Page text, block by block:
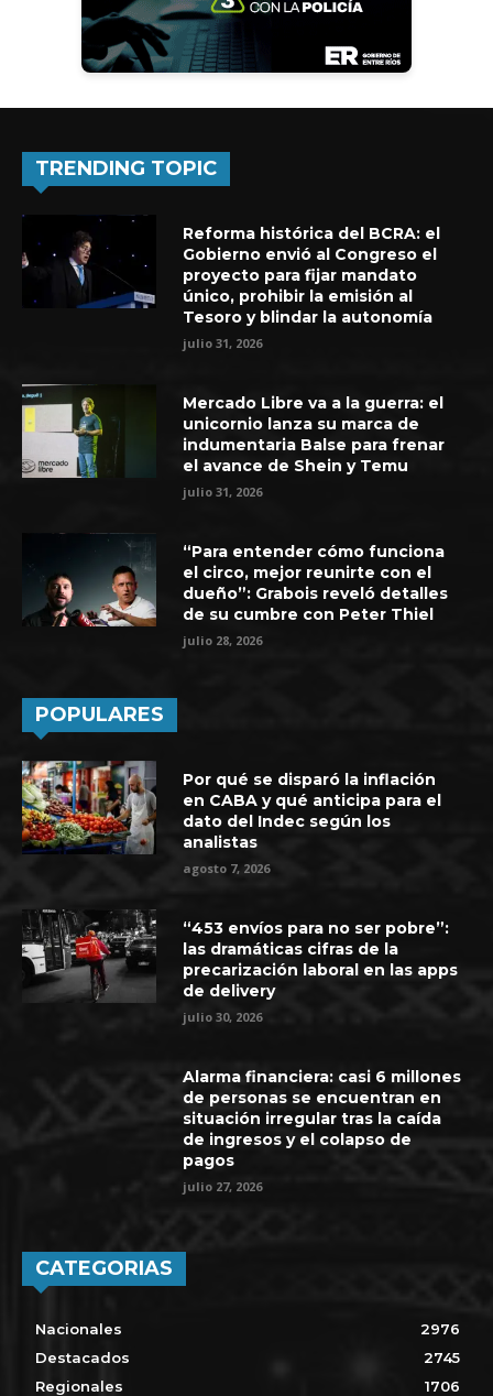
TRENDING TOPIC
Reforma histórica del BCRA: el
Gobierno envió al Congreso el
proyecto para fijar mandato
único, prohibir la emisión al
Tesoro y blindar la autonomía
julio 31, 2026
Mercado Libre va a la guerra: el
unicornio lanza su marca de
indumentaria Balse para frenar
el avance de Shein y Temu
julio 31, 2026
“Para entender cómo funciona
el circo, mejor reunirte con el
dueño”: Grabois reveló detalles
de su cumbre con Peter Thiel
julio 28, 2026
POPULARES
Por qué se disparó la inflación
en CABA y qué anticipa para el
dato del Indec según los
analistas
agosto 7, 2026
“453 envíos para no ser pobre”:
las dramáticas cifras de la
precarización laboral en las apps
de delivery
julio 30, 2026
Alarma financiera: casi 6 millones
de personas se encuentran en
situación irregular tras la caída
de ingresos y el colapso de
pagos
julio 27, 2026
CATEGORIAS
Nacionales
2976
Destacados
2745
Regionales
1706